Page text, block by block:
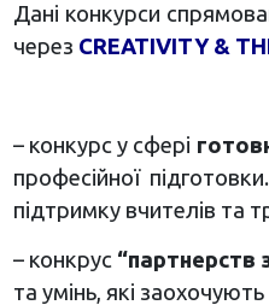
Дані конкурси
через CREATIVITY &
– конкурс у сфері
професійної
підтримку вчителів та
– конкрус “партнерств
та умінь, які